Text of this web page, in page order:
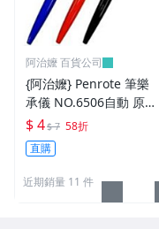
阿治嬤 百貨公司
{阿治嬤} Penrote 筆樂
承儀 NO.6506自動 原子
筆 贈品筆 廣告筆 0.5m
m
$ 4$ 7 58折
直購
近期銷量 11 件